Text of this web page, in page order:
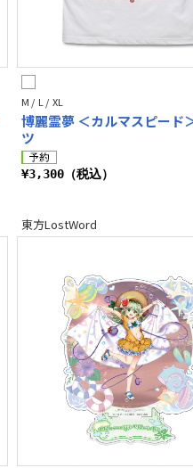
M / L / XL
博麗霊夢 ＜カルマスピード
ツ
¥3,300（税込）
東方LostWord